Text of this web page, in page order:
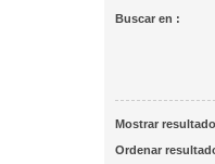
Buscar en :
Mostrar
Ordenar